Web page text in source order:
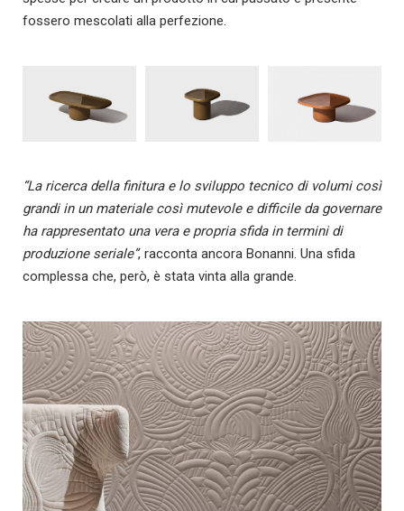
fossero mescolati alla perfezione.
“La ricerca della finitura e lo sviluppo tecnico di volumi così
grandi in un materiale così mutevole e difficile da governare
ha rappresentato una vera e propria sfida in termini di
produzione seriale”, racconta ancora Bonanni. Una sfida
complessa che, però, è stata vinta alla grande.